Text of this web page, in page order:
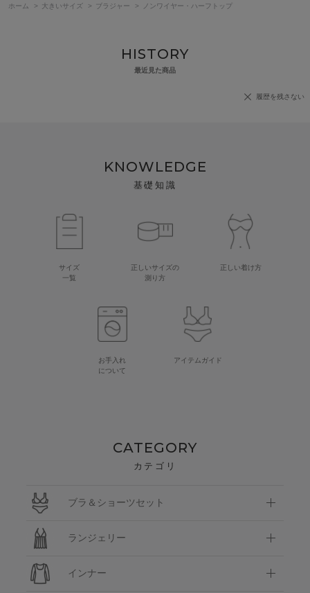
ホーム
> 大きいサイズ > ブラジャー > ノンワイヤー・ハーフトップ
HISTORY
最近見た商品
履歴を残さない
KNOWLEDGE
基礎知識
サイズ
一覧
正しいサイズの
測り方
正しい着け方
お手入れ
について
アイテムガイド
CATEGORY
カテゴリ
ブラ＆ショーツセット
ランジェリー
インナー